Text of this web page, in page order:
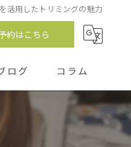
活用したトリミングの魅力
約はこちら
ログ コラム